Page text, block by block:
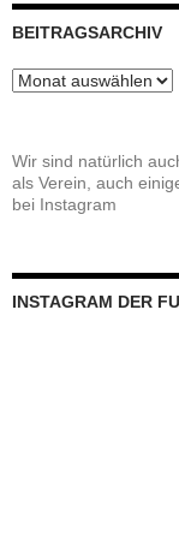
BEITRAGSARCHIV
Beitragsarchiv
Wir sind natürlich
als Verein, auch
bei Instagram
INSTAGRAM DER